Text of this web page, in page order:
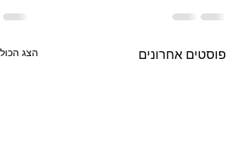
פוסטים אחרונים הצג הכול